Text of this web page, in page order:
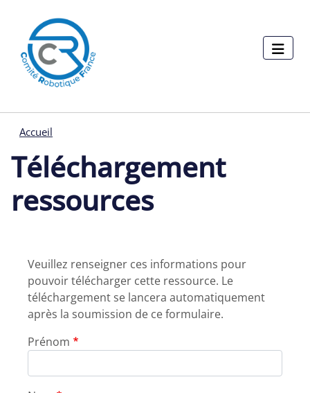
Menu pages
Accueil
Téléchargement
ressources
Veuillez renseigner ces informations pour
pouvoir télécharger cette ressource. Le
téléchargement se lancera automatiquement
après la soumission de ce formulaire.
Prénom